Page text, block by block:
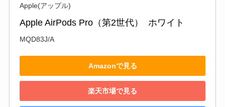
Apple(アップル)
Apple AirPods Pro（第2世代） ​​​​​​​ ホワイト
MQD83J/A
Amazonで見る
楽天市場で見る